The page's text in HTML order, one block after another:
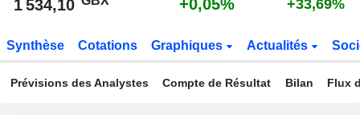
1 534,10 +0,05% +33,69%
Synthèse Cotations Graphiques Actualités
Prévisions des Analystes Compte de Résultat Bilan Flux